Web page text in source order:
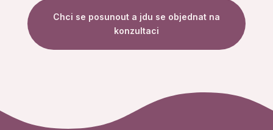
Chci se posunout a jdu se objednat na
konzultaci